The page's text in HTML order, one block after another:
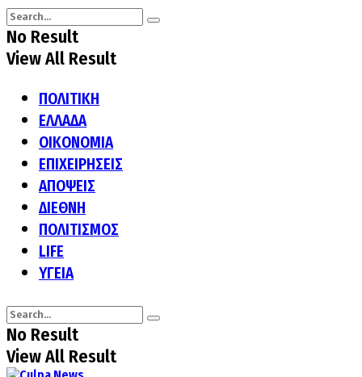
No Result
View All Result
ΠΟΛΙΤΙΚΗ
ΕΛΛΑΔΑ
ΟΙΚΟΝΟΜΙΑ
ΕΠΙΧΕΙΡΗΣΕΙΣ
ΑΠΟΨΕΙΣ
ΔΙΕΘΝΗ
ΠΟΛΙΤΙΣΜΟΣ
LIFE
ΥΓΕΙΑ
No Result
View All Result